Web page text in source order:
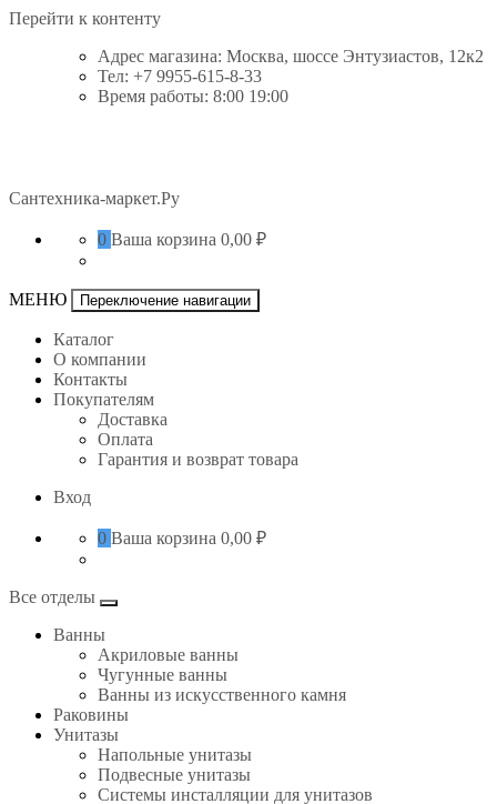
Перейти к контенту
Адрес магазина: Москва, шоссе Энтузиастов, 12к2
Тел: +7 9955-615-8-33
Время работы: 8:00 19:00
Сантехника-маркет.Ру
0 Ваша корзина 0,00 ₽
МЕНЮ Переключение навигации
Каталог
О компании
Контакты
Покупателям
Доставка
Оплата
Гарантия и возврат товара
Вход
0 Ваша корзина 0,00 ₽
Все отделы
Ванны
Акриловые ванны
Чугунные ванны
Ванны из искусственного камня
Раковины
Унитазы
Напольные унитазы
Подвесные унитазы
Системы инсталляции для унитазов